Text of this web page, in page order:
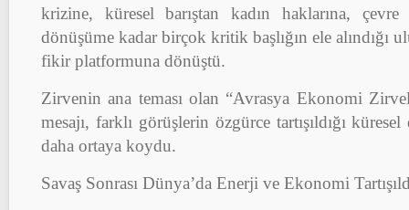
krizine, küresel barıştan kadın haklarına, çevre
dönüşüme kadar birçok kritik başlığın ele alındığı
fikir platformuna dönüştü.
Zirvenin ana teması olan “Avrasya Ekonomi
mesajı, farklı görüşlerin özgürce tartışıldığı
daha ortaya koydu.
Savaş Sonrası Dünya’da Enerji ve Ekonomi